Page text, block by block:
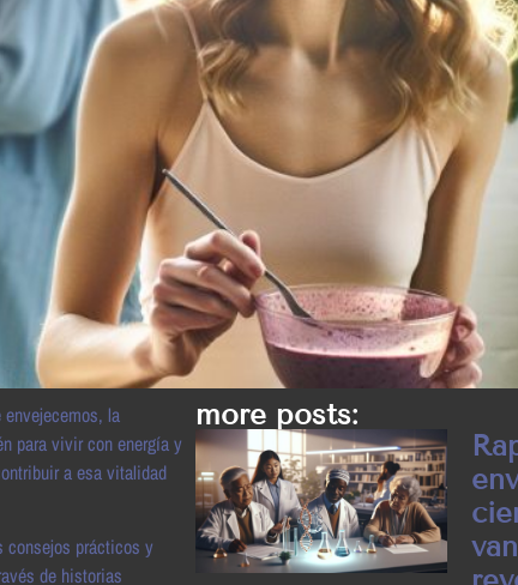
la
para vivir con energía y
a esa vitalidad
consejos prácticos y
de historias
more posts: